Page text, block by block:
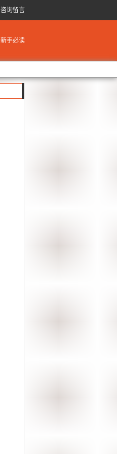
咨询留言
新手必读